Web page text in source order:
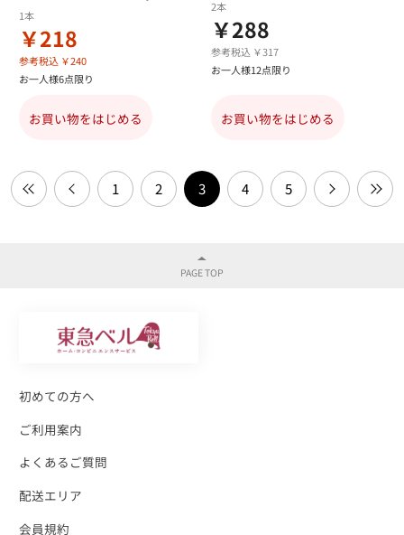
1本
￥218
参考税込 ￥240
お一人様6点限り
お買い物をはじめる
2本
￥288
参考税込 ￥317
お一人様12点限り
お買い物をはじめる
1 2 3 4 5
初めての方へ
ご利用案内
よくあるご質問
配送エリア
会員規約